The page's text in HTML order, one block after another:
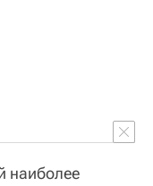
наиболее